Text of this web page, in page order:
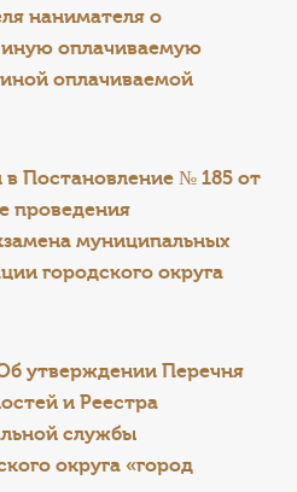
нанимателя о
оплачиваемую
оплачиваемой
Постановление № 185 от
проведения
муниципальных
городского округа
утверждении Перечня
и Реестра
службы
округа «город